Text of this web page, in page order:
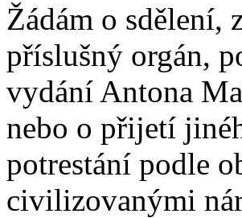
Žádám o sdělení,
příslušný orgán,
vydání Antona
nebo o přijetí
potrestání podle
civilizovanými